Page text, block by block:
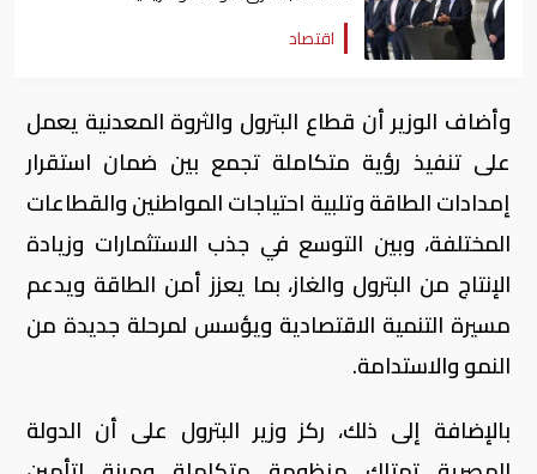
اقتصاد
وأضاف الوزير أن قطاع البترول والثروة المعدنية يعمل
على تنفيذ رؤية متكاملة تجمع بين ضمان استقرار
إمدادات الطاقة وتلبية احتياجات المواطنين والقطاعات
المختلفة، وبين التوسع في جذب الاستثمارات وزيادة
الإنتاج من البترول والغاز، بما يعزز أمن الطاقة ويدعم
مسيرة التنمية الاقتصادية ويؤسس لمرحلة جديدة من
النمو والاستدامة.
بالإضافة إلى ذلك، ركز وزير البترول على أن الدولة